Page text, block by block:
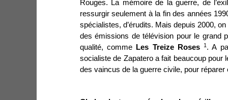
Rouges. La mémoire de la guerre, de
ressurgir seulement à la fin des années
spécialistes, d’érudits. Mais depuis 2000,
des émissions de télévision pour le grand
qualité, comme
Les Treize Roses1 . A
socialiste de Zapatero a fait beaucoup pour
des vaincus de la guerre civile, pour réparer